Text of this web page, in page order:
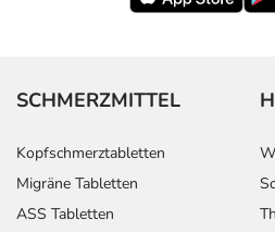
SCHMERZMITTEL
Kopfschmerztabletten
Migräne Tabletten
ASS Tabletten